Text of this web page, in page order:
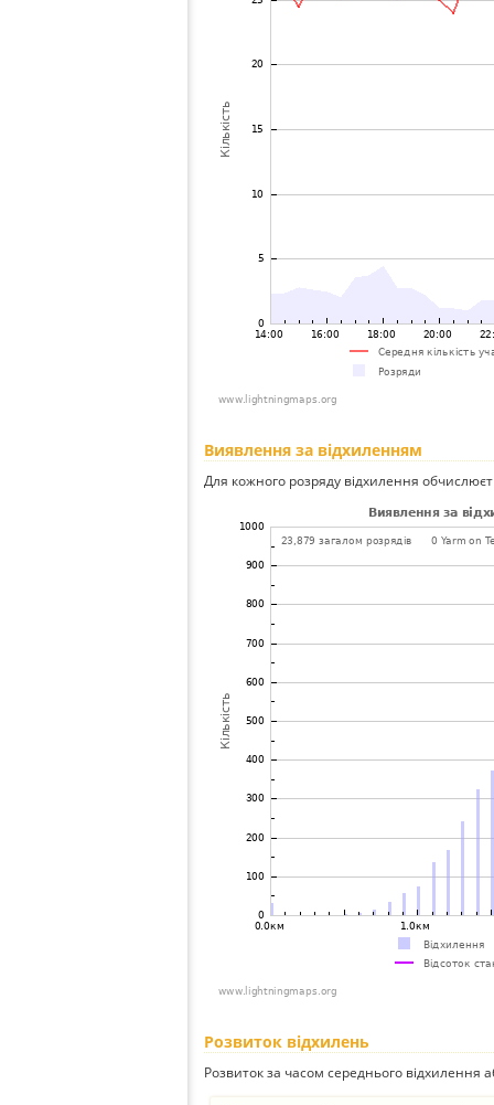
Виявлення за відхиленням
Для кожного розряду відхилення
Розвиток відхилень
Розвиток за часом середнього відхилення